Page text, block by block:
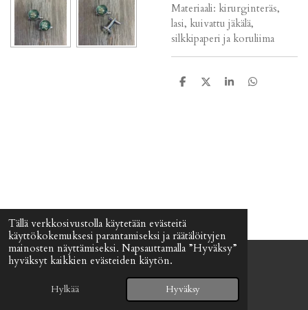
Tällä verkkosivustolla käytetään evästeitä
käyttökokemuksesi parantamiseksi ja räätälöityjen
mainosten näyttämiseksi. Napsauttamalla ”Hyväksy”
hyväksyt kaikkien evästeiden käytön.
Hylkää Hyväksy
Materiaali: kirurginteräs,
lasi, kuivattu jäkälä,
silkkipaperi ja koruliima
J
J
J
J
© 2024 - 2026 Signefia
Webador